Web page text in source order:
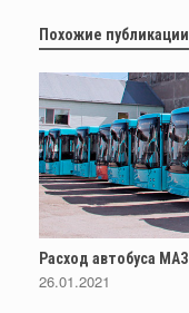
Похожие публикации
Расход автобуса МАЗ
26.01.2021